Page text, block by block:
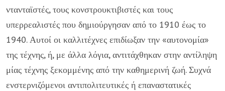
ντανταϊστές, τους κονστρουκτιβιστές και τους
υπερρεαλιστές που δημιούργησαν από το 1910 έως το
1940. Αυτοί οι καλλιτέχνες επιδίωξαν την «αυτονομία»
της τέχνης, ή, με άλλα λόγια, αντιτάχθηκαν στην αντίληψη
μίας τέχνης ξεκομμένης από την καθημερινή ζωή. Συχνά
ενστερνιζόμενοι αντιπολιτευτικές ή επαναστατικές